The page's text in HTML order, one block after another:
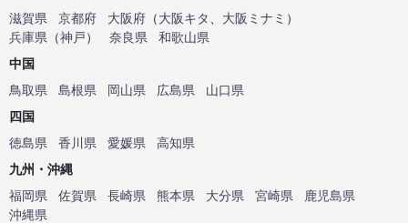
滋賀県
京都府 大阪府 （大阪キタ 大阪ミナミ ）
兵庫県 （神戸） 奈良県
和歌山県
中国
鳥取県
島根県 岡山県 広島県
山口県
四国
徳島県
香川県 愛媛県
高知県
九州・沖縄
福岡県
佐賀県 長崎県 熊本県 大分県 宮崎県
鹿児島県
沖縄県